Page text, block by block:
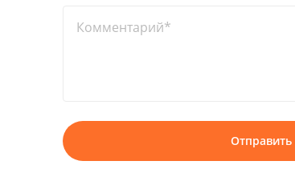
Комментарий*
Отправить